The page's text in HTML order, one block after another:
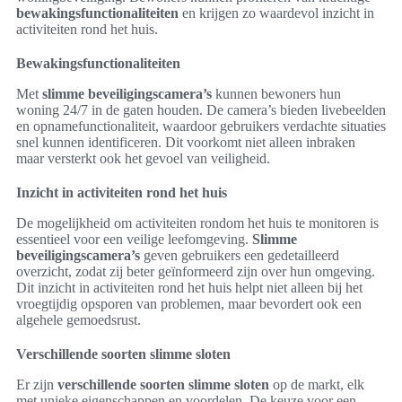
bewakingsfunctionaliteiten en krijgen zo waardevol inzicht in
activiteiten rond het huis.
Bewakingsfunctionaliteiten
Met slimme beveiligingscamera’s kunnen bewoners hun
woning 24/7 in de gaten houden. De camera’s bieden livebeelden
en opnamefunctionaliteit, waardoor gebruikers verdachte situaties
snel kunnen identificeren. Dit voorkomt niet alleen inbraken
maar versterkt ook het gevoel van veiligheid.
Inzicht in activiteiten rond het huis
De mogelijkheid om activiteiten rondom het huis te monitoren is
essentieel voor een veilige leefomgeving. Slimme
beveiligingscamera’s geven gebruikers een gedetailleerd
overzicht, zodat zij beter geïnformeerd zijn over hun omgeving.
Dit inzicht in activiteiten rond het huis helpt niet alleen bij het
vroegtijdig opsporen van problemen, maar bevordert ook een
algehele gemoedsrust.
Verschillende soorten slimme sloten
Er zijn verschillende soorten slimme sloten op de markt, elk